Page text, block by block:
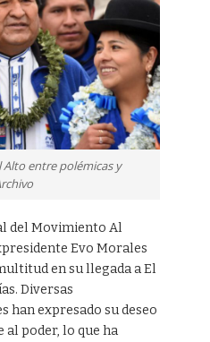
Alto entre polémicas y
del Movimiento Al
Evo Morales
en su llegada a El
Diversas
han expresado su deseo
al poder, lo que ha